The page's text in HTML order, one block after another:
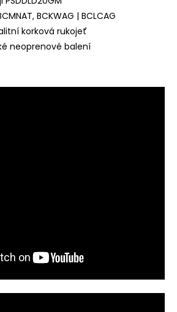
BCKWAG | BCLCAG
korková rukojeť
neoprenové balení